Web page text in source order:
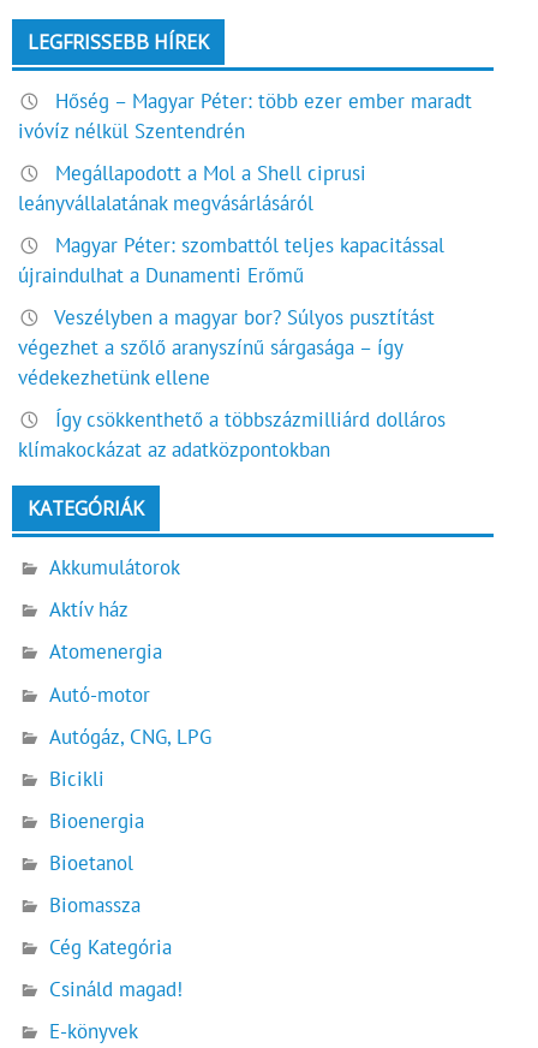
LEGFRISSEBB HÍREK
Hőség – Magyar Péter: több ezer ember maradt
ivóvíz nélkül Szentendrén
Megállapodott a Mol a Shell ciprusi
leányvállalatának megvásárlásáról
Magyar Péter: szombattól teljes kapacitással
újraindulhat a Dunamenti Erőmű
Veszélyben a magyar bor? Súlyos pusztítást
végezhet a szőlő aranyszínű sárgasága – így
védekezhetünk ellene
Így csökkenthető a többszázmilliárd dolláros
klímakockázat az adatközpontokban
KATEGÓRIÁK
Akkumulátorok
Aktív ház
Atomenergia
Autó-motor
Autógáz, CNG, LPG
Bicikli
Bioenergia
Bioetanol
Biomassza
Cég Kategória
Csináld magad!
E-könyvek